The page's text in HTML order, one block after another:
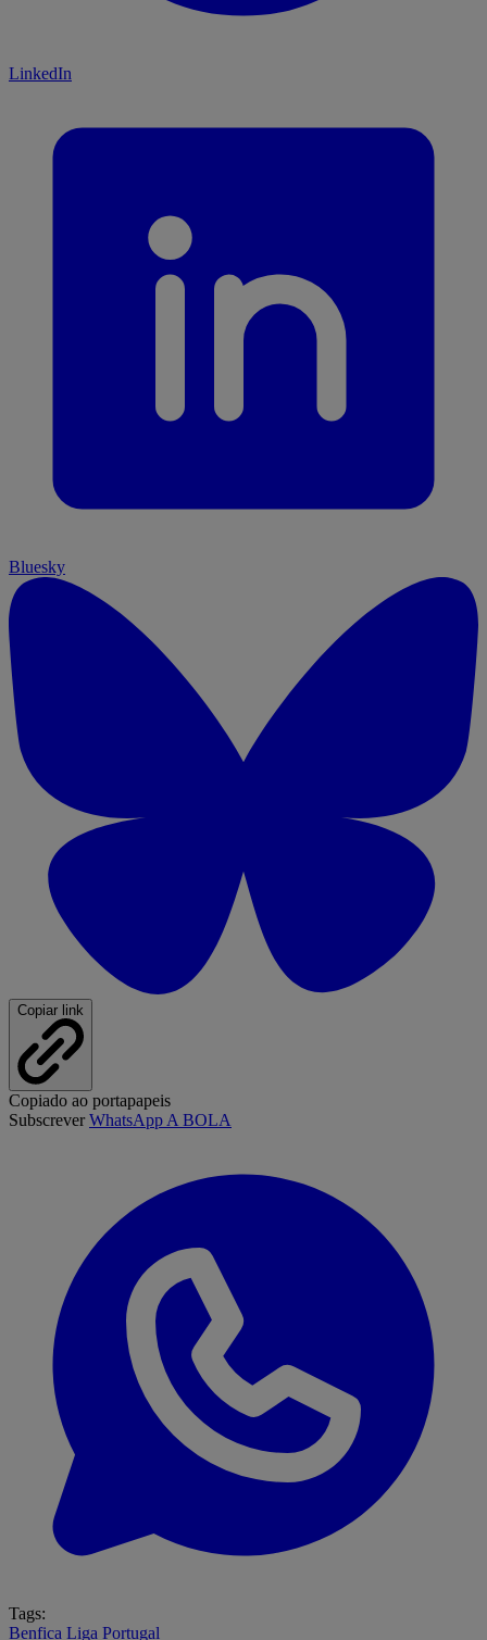
LinkedIn
Bluesky
Copiar link
Copiado ao portapapeis
SubscreverWhatsApp A BOLA
Tags:
Benfica Liga Portugal